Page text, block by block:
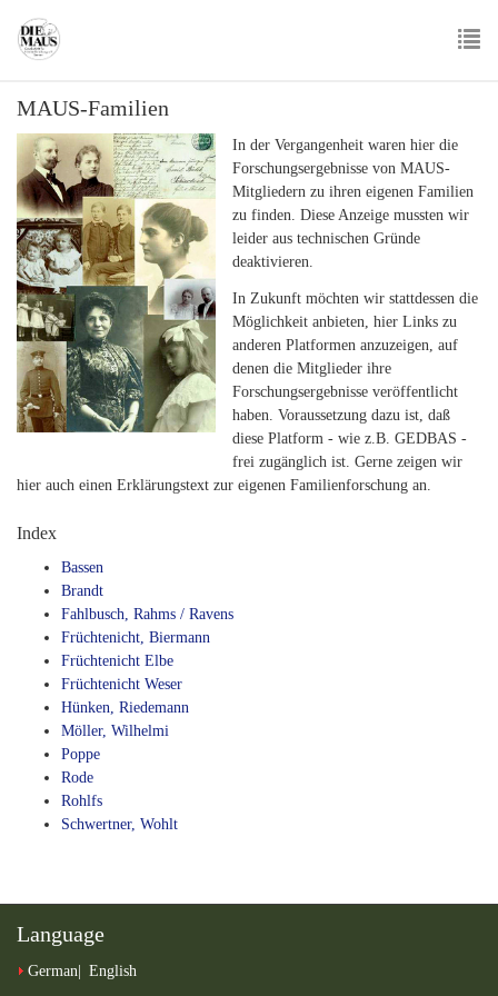
main
MAUS-Familien
In der Vergangenheit waren hier die
Forschungsergebnisse von MAUS-
Mitgliedern zu ihren eigenen Familien
zu finden. Diese Anzeige mussten wir
leider aus technischen Gründe
deaktivieren.
In Zukunft möchten wir stattdessen die
Möglichkeit anbieten, hier Links zu
anderen Platformen anzuzeigen, auf
denen die Mitglieder ihre
Forschungsergebnisse veröffentlicht
haben. Voraussetzung dazu ist, daß
diese Platform - wie z.B. GEDBAS -
frei zugänglich ist. Gerne zeigen wir
hier auch einen Erklärungstext zur eigenen Familienforschung an.
Index
Bassen
Brandt
Fahlbusch, Rahms / Ravens
Früchtenicht, Biermann
Früchtenicht Elbe
Früchtenicht Weser
Hünken, Riedemann
Möller, Wilhelmi
Poppe
Rode
Rohlfs
Schwertner, Wohlt
Language
German English